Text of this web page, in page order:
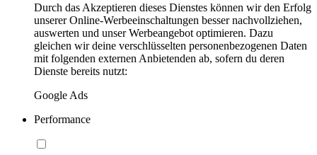
Durch das Akzeptieren dieses Dienstes können wir den Erfolg
unserer Online-Werbeeinschaltungen besser nachvollziehen,
auswerten und unser Werbeangebot optimieren. Dazu
gleichen wir deine verschlüsselten personenbezogenen Daten
mit folgenden externen Anbietenden ab, sofern du deren
Dienste bereits nutzt:
Google Ads
Performance